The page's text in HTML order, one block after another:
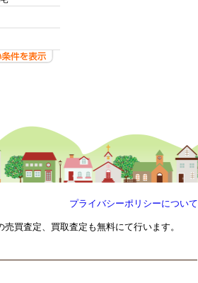
プライバシーポリシーについて
買査定、買取査定も無料にて行います。